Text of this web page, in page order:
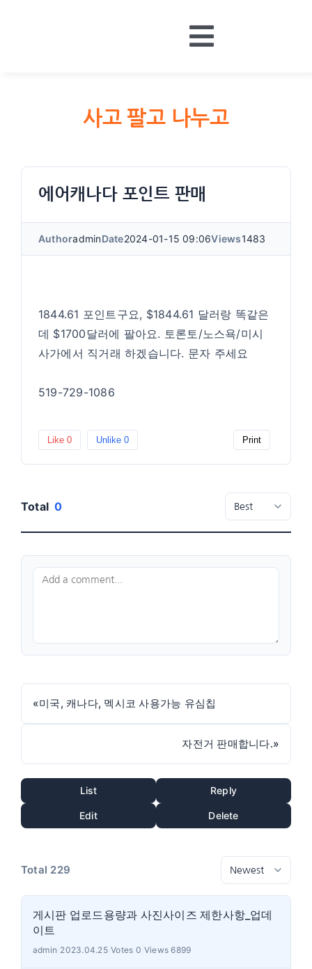
Toggle
MONEY
LOGIN
사고 팔고 나누고
에어캐나다 포인트 판매
AuthoradminDate2024-01-15 09:06Views1483
1844.61 포인트구요, $1844.61 달러랑 똑같은
데 $1700달러에 팔아요. 토론토/노스욕/미시
사가에서 직거래 하겠습니다. 문자 주세요
519-729-1086
Like 0 Unlike0 Print
Total 0
«미국, 캐나다, 멕시코 사용가능 유심칩
자전거 판매합니다.»
List Reply
Edit Delete
Total 229
게시판 업로드용량과 사진사이즈 제한사항_업데
이트
admin 2023.04.25|Votes 0 |Views 6899